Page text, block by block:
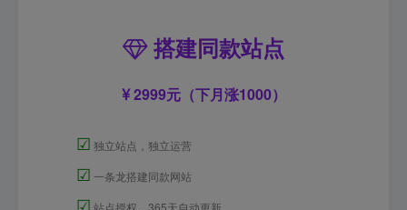
搭建同款站点
2999元（下月涨1000）
☑ 独立站点，独立运营
☑ 一条龙搭建同款网站
☑